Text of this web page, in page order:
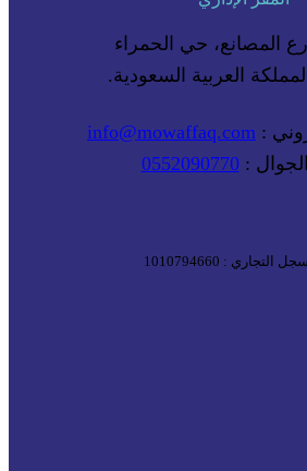
العربية السعودية.
:
info@mowaffaq.com
:
0552090770
: 1010794660